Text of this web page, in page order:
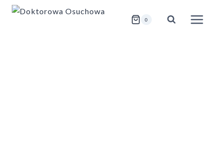
Przejdź
0